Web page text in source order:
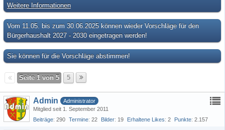
Weitere Informationen
Vom 11.05. bis zum 30.06.2025 können wieder Vorschläge für den
Bürgerhaushalt 2027 - 2030 eingetragen werden!
Sie können für die Vorschläge abstimmen!
Seite 1 von 5 5
Admin
Administrator
Mitglied seit 1. September 2011
Beiträge 290 Termine 22 Bilder 19 Erhaltene Likes 2 Punkte 2.157